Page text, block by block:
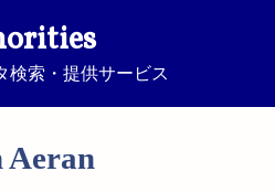
検索・提供サービス
Aeran